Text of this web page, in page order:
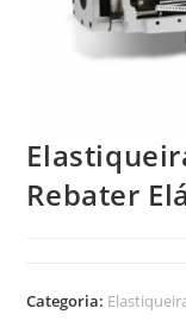
Rebater
Categoria: